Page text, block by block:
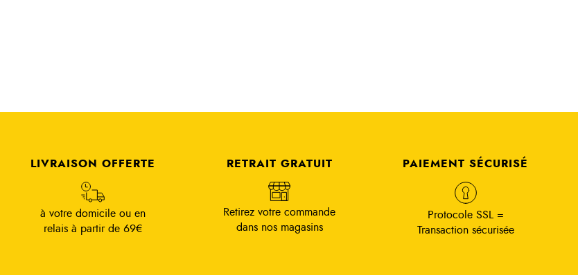
LIVRAISON OFFERTE
à votre domicile ou en
relais à partir de 69€
RETRAIT GRATUIT
Retirez votre commande
dans nos magasins
PAIEMENT SÉCURISÉ
Protocole SSL =
Transaction sécurisée